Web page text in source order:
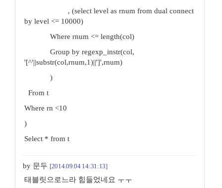
, (select level as rnum from dual connect
by level <= 10000)
Where rnum <= length(col)
Group by regexp_instr(col,
'[^'||substr(col,rnum,1)||']',rnum)
)
From t
Where rn <10
)
Select * from t
by 문두 [2014.09.04 14:31:13]
태블릿으로느라 힘들었네요 ㅜㅜ